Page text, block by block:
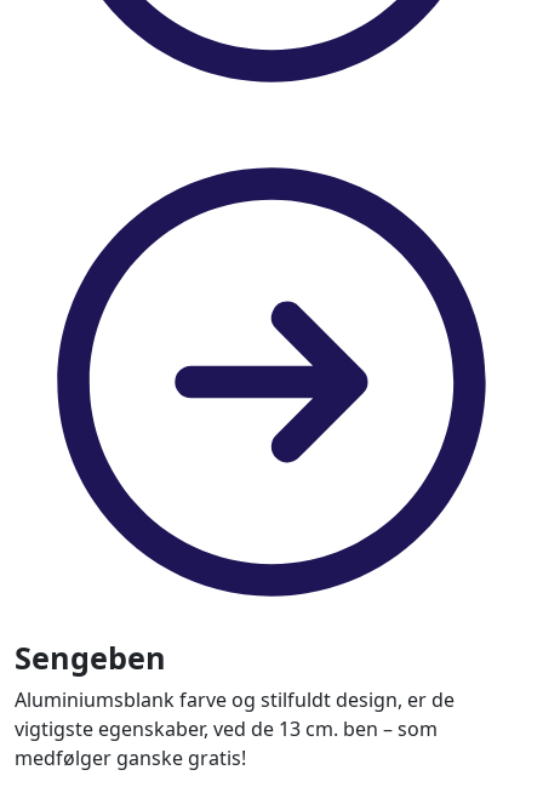
Sengeben
Aluminiumsblank farve og stilfuldt design, er de
vigtigste egenskaber, ved de 13 cm. ben – som
medfølger ganske gratis!